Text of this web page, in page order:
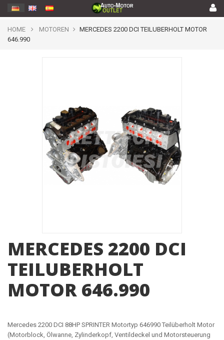
HOME MOTOREN
MERCEDES 2200 DCI TEILUBERHOLT MOTOR
646.990
MERCEDES 2200 DCI
TEILUBERHOLT
MOTOR 646.990
Mercedes 2200 DCI 88HP SPRINTER Motortyp 646990 Teilüberholt Motor
(Motorblock, Ölwanne, Zylinderkopf, Ventildeckel und Motorsteuerung